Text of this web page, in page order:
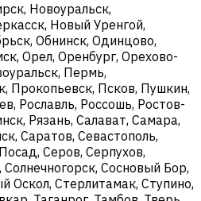
Новоуральск,
Новый Уренгой,
Обнинск, Одинцово,
Орел, Оренбург, Орехово-
Пермь,
Прокопьевск, Псков, Пушкин,
Рославль, Россошь, Ростов-
Рязань, Салават, Самара,
Саратов, Севастополь,
Серов, Серпухов,
Сосновый Бор,
Оскол, Стерлитамак, Ступино,